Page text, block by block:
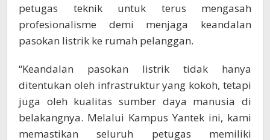
petugas teknik untuk terus mengasah
profesionalisme demi menjaga keandalan
pasokan listrik ke rumah pelanggan.
“Keandalan pasokan listrik tidak hanya
ditentukan oleh infrastruktur yang kokoh, tetapi
juga oleh kualitas sumber daya manusia di
belakangnya. Melalui Kampus Yantek ini, kami
memastikan seluruh petugas memiliki